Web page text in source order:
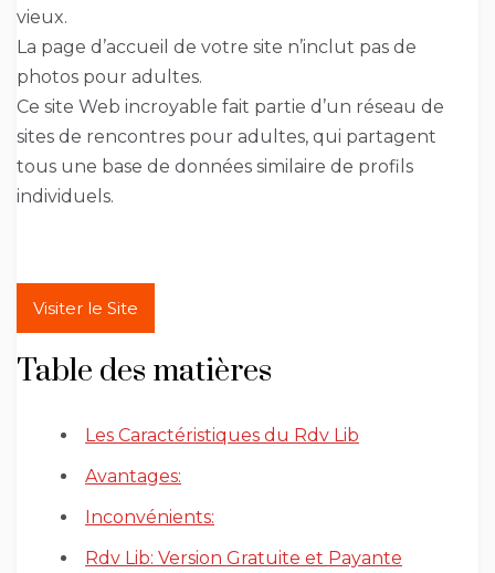
vieux.
La page d’accueil de votre site n’inclut pas de
photos pour adultes.
Ce site Web incroyable fait partie d’un réseau de
sites de rencontres pour adultes, qui partagent
tous une base de données similaire de profils
individuels.
Visiter le Site
Table des matières
Les Caractéristiques du Rdv Lib
Avantages:
Inconvénients:
Rdv Lib: Version Gratuite et Payante